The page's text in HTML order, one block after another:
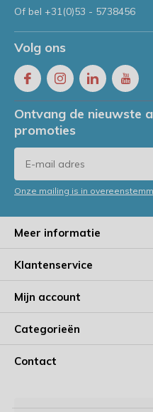
Of bel +31(0)53 - 5738456
Volg ons
Ontvang de nieuwste
promoties
Onze mailing is in
Meer informatie
Klantenservice
Mijn account
Categorieën
Contact